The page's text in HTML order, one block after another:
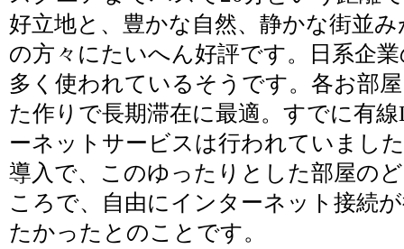
好立地と、豊かな自然、静かな街並
の方々にたいへん好評です。日系企
多く使われているそうです。各お部
た作りで長期滞在に最適。すでに有
ーネットサービスは行われていまし
導入で、このゆったりとした部屋の
ころで、自由にインターネット接続
たかったとのことです。